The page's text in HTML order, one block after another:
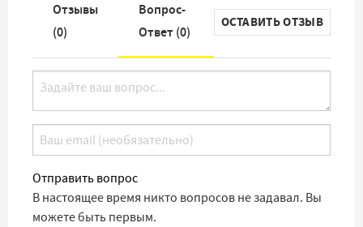
Отзывы
(0)
Вопрос-
Ответ (0)
ОСТАВИТЬ ОТЗЫВ
Отправить вопрос
В настоящее время никто вопросов не задавал. Вы
можете быть первым.